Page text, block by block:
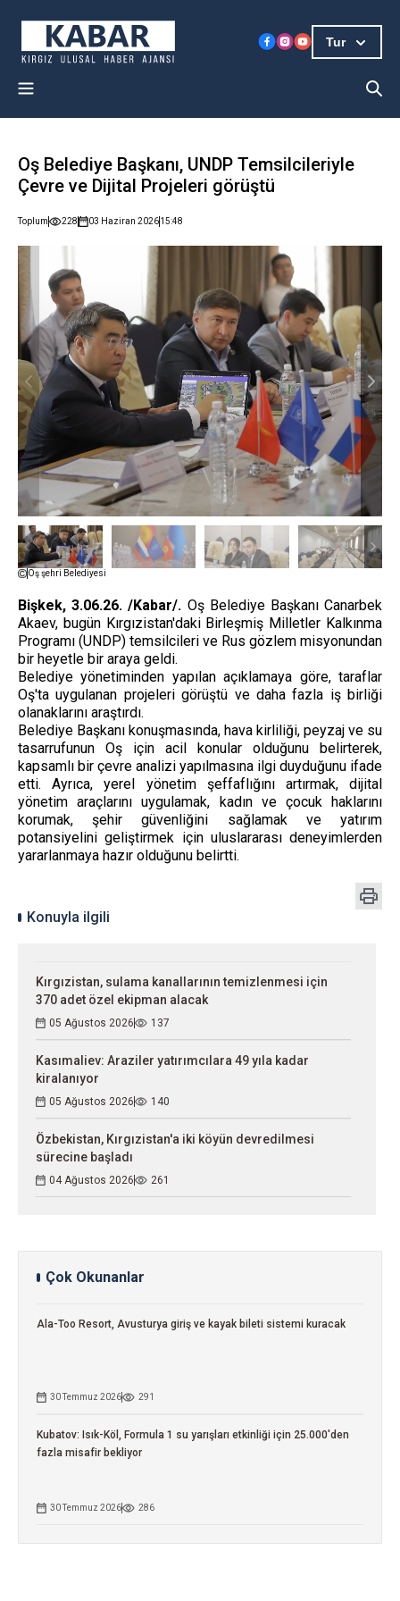
Tur
Oş Belediye Başkanı, UNDP Temsilcileriyle
Çevre ve Dijital Projeleri görüştü
Toplum 228 03 Haziran 202615:48
Oş şehri Belediyesi
Bişkek, 3.06.26. /Kabar/. Oş Belediye Başkanı Canarbek
Akaev, bugün Kırgızistan'daki Birleşmiş Milletler Kalkınma
Programı (UNDP) temsilcileri ve Rus gözlem misyonundan
bir heyetle bir araya geldi.
Belediye yönetiminden yapılan açıklamaya göre, taraflar
Oş'ta uygulanan projeleri görüştü ve daha fazla iş birliği
olanaklarını araştırdı.
Belediye Başkanı konuşmasında, hava kirliliği, peyzaj ve su
tasarrufunun Oş için acil konular olduğunu belirterek,
kapsamlı bir çevre analizi yapılmasına ilgi duyduğunu ifade
etti. Ayrıca, yerel yönetim şeffaflığını artırmak, dijital
yönetim araçlarını uygulamak, kadın ve çocuk haklarını
korumak, şehir güvenliğini sağlamak ve yatırım
potansiyelini geliştirmek için uluslararası deneyimlerden
yararlanmaya hazır olduğunu belirtti.
Konuyla ilgili
Kırgızistan, sulama kanallarının temizlenmesi için
370 adet özel ekipman alacak
05 Ağustos 2026 137
Kasımaliev: Araziler yatırımcılara 49 yıla kadar
kiralanıyor
05 Ağustos 2026 140
Özbekistan, Kırgızistan'a iki köyün devredilmesi
sürecine başladı
04 Ağustos 2026 261
Çok Okunanlar
Ala-Too Resort, Avusturya giriş ve kayak bileti sistemi kuracak
30 Temmuz 2026 291
Kubatov: Isık-Köl, Formula 1 su yarışları etkinliği için 25.000'den
fazla misafir bekliyor
30 Temmuz 2026 286